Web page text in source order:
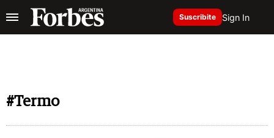
Suscribite Sign In
#Termo